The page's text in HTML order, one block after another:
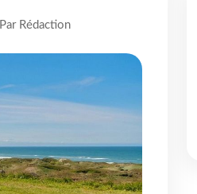
Par Rédaction